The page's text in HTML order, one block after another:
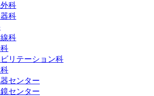
科
科
科
ビリテーション科
センター
センター